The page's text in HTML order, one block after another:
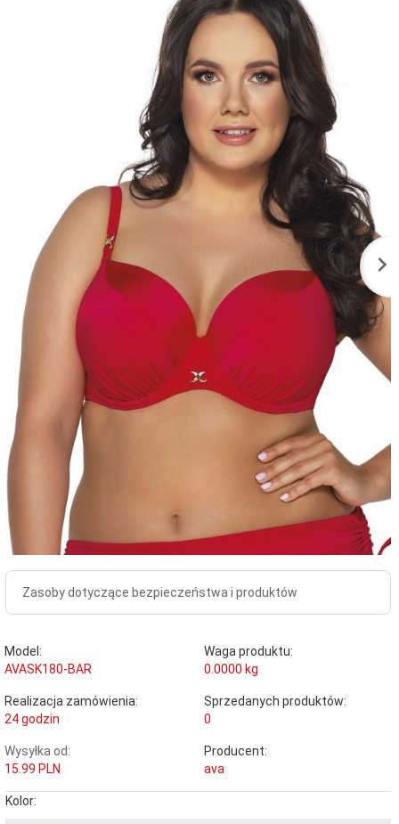
Zasoby dotyczące bezpieczeństwa i produktów
Model:
AVASK180-BAR
Waga produktu:
0.0000 kg
Realizacja zamówienia:
24 godzin
Sprzedanych produktów:
0
Wysyłka od:
15.99 PLN
Producent:
ava
Kolor: